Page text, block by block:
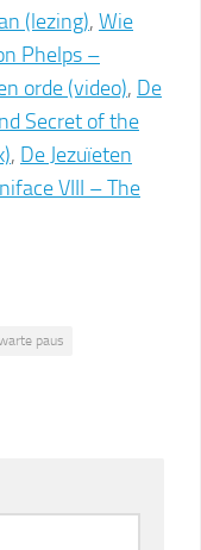
(lezing), Wie
Phelps –
orde (video), De
Secret of the
, De Jezuïeten
VIII – The
paus